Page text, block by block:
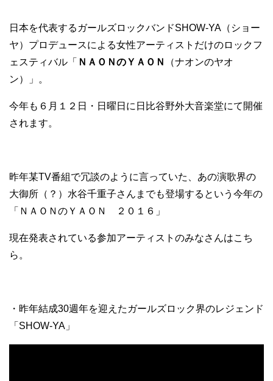
日本を代表するガールズロックバンドSHOW-YA（ショー
ヤ）プロデュースによる女性アーティストだけのロックフ
ェスティバル「 ＮＡＯＮのＹＡＯＮ
（ナオンのヤオ
ン）」。
今年も６月１２日・日曜日に日比谷野外大音楽堂にて開催
されます。
昨年某TV番組で冗談のように言っていた、あの演歌界の
大御所（？）水谷千重子さんまでも登場するという今年の
「ＮＡＯＮのＹＡＯＮ ２０１６」
現在発表されている参加アーティストのみなさんはこち
ら。
・昨年結成30週年を迎えたガールズロック界のレジェンド
「SHOW-YA」